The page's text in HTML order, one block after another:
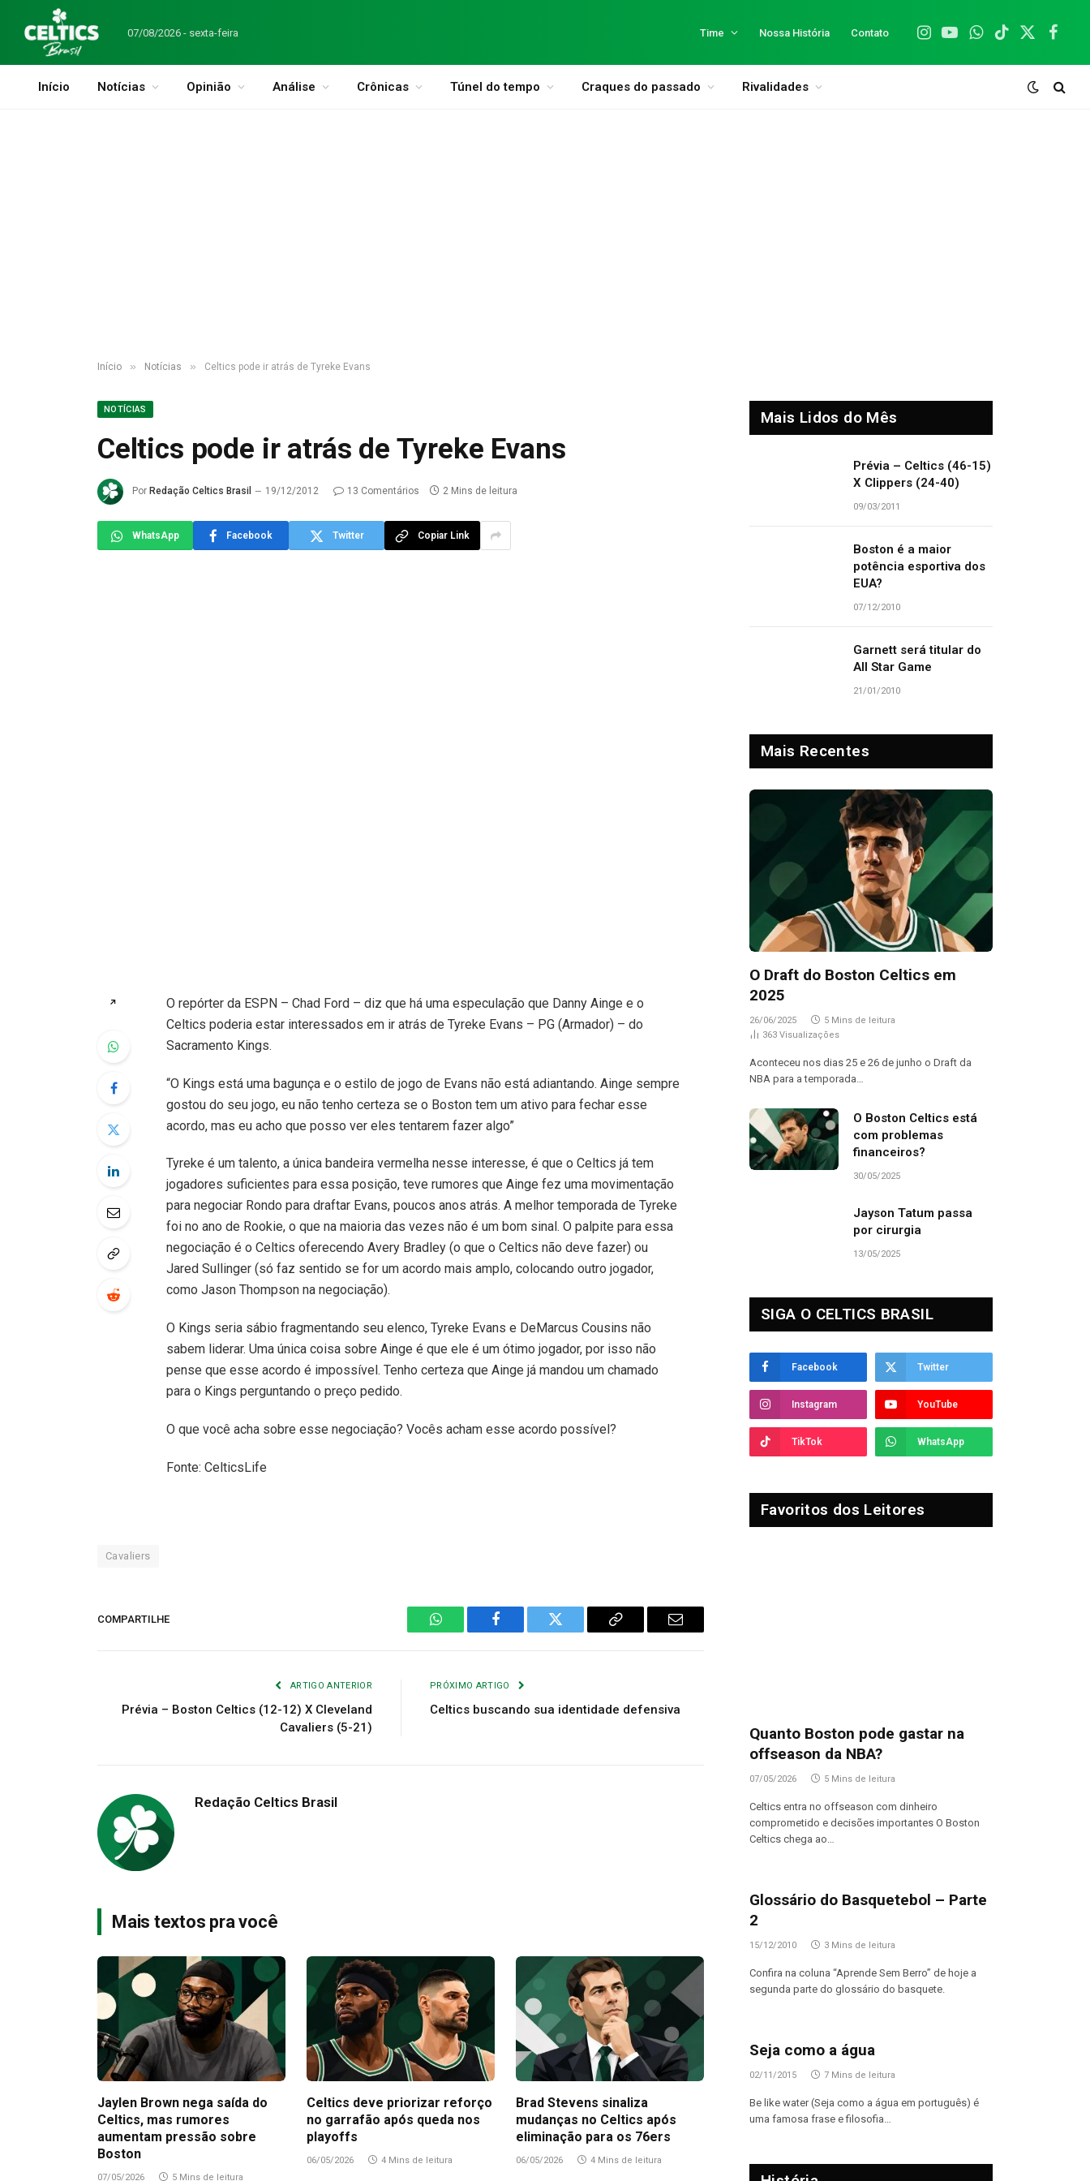
07/08/2026 - sexta-feira Time Nossa História Contato
Instagram
YouTubeWhatsApp
TikTok
X
Início Notícias Opinião Análise Crônicas Túnel do tempo Craques do passado Rivalidades
Início » Notícias » Celtics pode ir atrás de Tyreke Evans
NOTÍCIAS
Celtics pode ir atrás de Tyreke Evans
Por Redação Celtics Brasil 19/12/2012 13 Comentários 2 Mins de leitura
WhatsApp Facebook Twitter Copiar Link
↗
O repórter da ESPN – Chad Ford – diz que há uma especulação que Danny Ainge e o
Celtics poderia estar interessados em ir atrás de Tyreke Evans – PG (Armador) – do
Sacramento Kings.
“O Kings está uma bagunça e o estilo de jogo de Evans não está adiantando. Ainge sempre
gostou do seu jogo, eu não tenho certeza se o Boston tem um ativo para fechar esse
acordo, mas eu acho que posso ver eles tentarem fazer algo”
Tyreke é um talento, a única bandeira vermelha nesse interesse, é que o Celtics já tem
jogadores suficientes para essa posição, teve rumores que Ainge fez uma movimentação
para negociar Rondo para draftar Evans, poucos anos atrás. A melhor temporada de Tyreke
foi no ano de Rookie, o que na maioria das vezes não é um bom sinal. O palpite para essa
negociação é o Celtics oferecendo Avery Bradley (o que o Celtics não deve fazer) ou
Jared Sullinger (só faz sentido se for um acordo mais amplo, colocando outro jogador,
como Jason Thompson na negociação).
O Kings seria sábio fragmentando seu elenco, Tyreke Evans e DeMarcus Cousins não
sabem liderar. Uma única coisa sobre Ainge é que ele é um ótimo jogador, por isso não
pense que esse acordo é impossível. Tenho certeza que Ainge já mandou um chamado
para o Kings perguntando o preço pedido.
O que você acha sobre esse negociação? Vocês acham esse acordo possível?
Fonte: CelticsLife
Cavaliers
COMPARTILHE
WhatsAppFacebook Twitter
Copiar
E-
ARTIGO ANTERIOR
Prévia – Boston Celtics (12-12) X Cleveland
Cavaliers (5-21)
PRÓXIMO ARTIGO
Celtics buscando sua identidade defensiva
Redação Celtics Brasil
Mais textos pra você
Jaylen Brown nega saída do
Celtics, mas rumores
aumentam pressão sobre
Boston
07/05/2026 5 Mins de leitura
Celtics deve priorizar reforço
no garrafão após queda nos
playoffs
06/05/2026 4 Mins de leitura
Brad Stevens sinaliza
mudanças no Celtics após
eliminação para os 76ers
06/05/2026 4 Mins de leitura
Mais Lidos do Mês
Prévia – Celtics (46-15)
X Clippers (24-40)
09/03/2011
Boston é a maior
potência esportiva dos
EUA?
07/12/2010
Garnett será titular do
All Star Game
21/01/2010
Mais Recentes
O Draft do Boston Celtics em
2025
26/06/2025
5 Mins de leitura
363 Visualizações
Aconteceu nos dias 25 e 26 de junho o Draft da
NBA para a temporada…
O Boston Celtics está
com problemas
financeiros?
30/05/2025
Jayson Tatum passa
por cirurgia
13/05/2025
SIGA O CELTICS BRASIL
Facebook Twitter
Instagram YouTube
TikTok WhatsApp
Favoritos dos Leitores
Quanto Boston pode gastar na
offseason da NBA?
07/05/2026 5 Mins de leitura
Celtics entra no offseason com dinheiro
comprometido e decisões importantes O Boston
Celtics chega ao…
Glossário do Basquetebol – Parte
2
15/12/2010 3 Mins de leitura
Confira na coluna “Aprende Sem Berro” de hoje a
segunda parte do glossário do basquete.
Seja como a água
02/11/2015 7 Mins de leitura
Be like water (Seja como a água em português) é
uma famosa frase e filosofia…